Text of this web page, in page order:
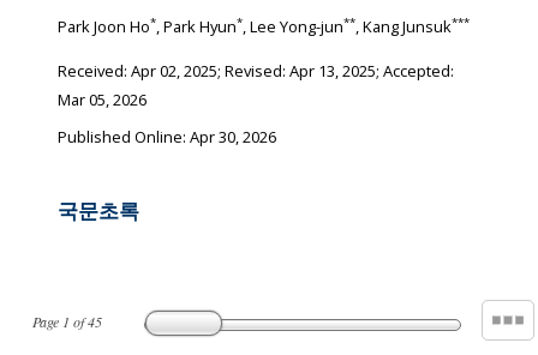
Page 1 of45
Park Joon Ho*, Park Hyun*, Lee Yong-jun**, Kang Junsuk***
Received: Apr 02, 2025; Revised: Apr 13, 2025; Accepted:
Mar 05, 2026
Published Online: Apr 30, 2026
국문초록